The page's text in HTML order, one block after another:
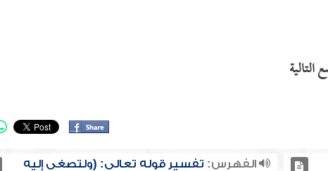
الفهرس: تفسير قوله تعالى: (ولتصغى إليه